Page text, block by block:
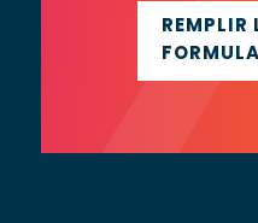
REMPLIR